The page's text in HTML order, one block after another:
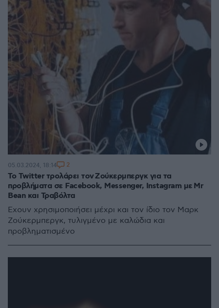
Το Twitter τρολάρει τον Ζούκερμπεργκ για τα
προβλήματα σε Facebook, Messenger, Instagram με Mr
Bean και Τραβόλτα
Έχουν χρησιμοποιήσει μέχρι και τον ίδιο τον Μαρκ
Ζούκερμπεργκ, τυλιγμένο με καλώδια και
προβληματισμένο
05.03.2024, 18:14 2